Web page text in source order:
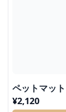
ペットマッ
¥2,120